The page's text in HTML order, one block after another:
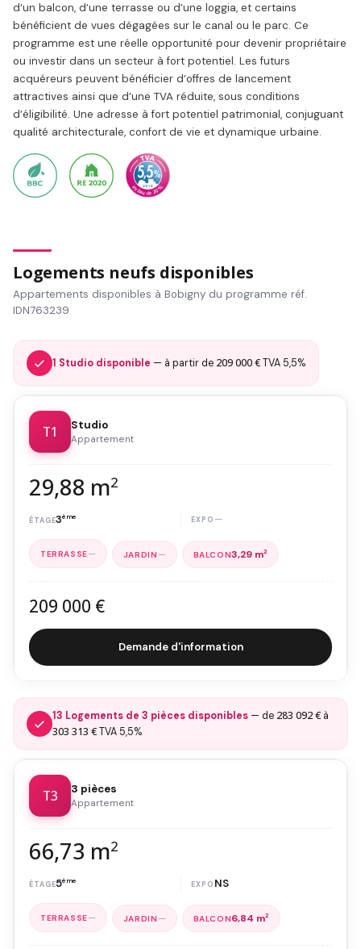
d’un balcon, d’une terrasse ou d’une loggia, et certains
bénéficient de vues dégagées sur le canal ou le parc. Ce
programme est une réelle opportunité pour devenir propriétaire
ou investir dans un secteur à fort potentiel. Les futurs
acquéreurs peuvent bénéficier d’offres de lancement
attractives ainsi que d’une TVA réduite, sous conditions
d’éligibilité. Une adresse à fort potentiel patrimonial, conjuguant
qualité architecturale, confort de vie et dynamique urbaine.
Logements neufs disponibles
Appartements disponibles à Bobigny du programme réf.
IDN763239
1 Studio disponible — à partir de 209 000 €TVA 5,5%
T1 Studio
Appartement
29,88 m2
3ème —
— — 3,29 m2
209 000 €
Demande d'information
13 Logements de 3 pièces disponibles — de 283 092 € à
303 313 €TVA 5,5%
T3 3 pièces
Appartement
66,73 m2
5ème NS
— — 6,84 m2